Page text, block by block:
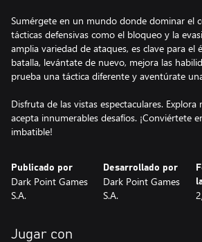
Sumérgete en un mundo donde dominar el
tácticas defensivas como el bloqueo y la
amplia variedad de ataques, es clave para el
batalla, levántate de nuevo, mejora las
prueba una táctica diferente y aventúrate
Disfruta de las vistas espectaculares.
acepta innumerables desafíos. ¡Conviértete
imbatible!
Publicado por
Dark Point Games
S.A.
Desarrollado por
Dark Point Games
S.A.
Jugar con